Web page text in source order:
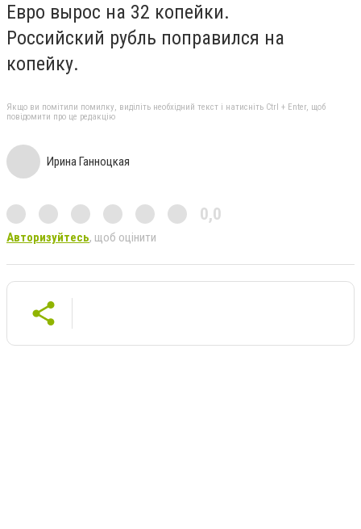
Евро вырос на 32 копейки.
Российский рубль поправился на
копейку.
Якщо ви помітили помилку, виділіть необхідний текст і натисніть Ctrl + Enter, щоб
повідомити про це редакцію
Ирина Ганноцкая
0,0
Авторизуйтесь, щоб оцінити